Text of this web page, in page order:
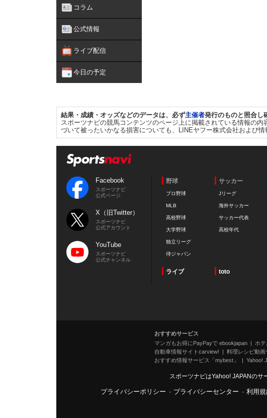
コラム
公式情報
ライブ配信
今日の予定
結果・成績・オッズなどのデータは、必ず主催者発行のものと照合し
スポーツナビの競馬コンテンツのページ上に掲載されている情報の
づいて被ったいかなる損害についても、LINEヤフー株式会社および情
Facebook
スポーツナビ
公式ページ
X（旧Twitter）
スポーツナビ
公式アカウント
YouTube
スポーツナビ
公式チャンネル
野球
プロ野球
MLB
高校野球
大学野球
独立リーグ
侍ジャパン
サッカー
Jリーグ
海外サッカー
サッカー代表
高校年代
ライブ toto
おすすめサービス
マンガもお得にPayPayで ebookjapan
ホ
自動車情報サイトcarview!
料理レシピ動
おすすめ情報サービス「mybest」
Yahoo!
スポーツナビはYahoo! JAPANのサ
プライバシーポリシー - プライバシーセンター - 利用規